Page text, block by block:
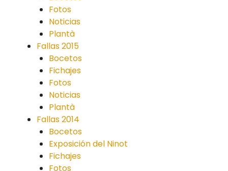
Fotos
Noticias
Plantà
Fallas 2015
Bocetos
Fichajes
Fotos
Noticias
Plantà
Fallas 2014
Bocetos
Exposición del Ninot
Fichajes
Fotos